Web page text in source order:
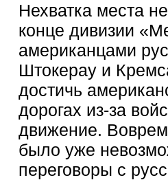
Нехватка места
конце дивизии
американцами
Штокерау и
достичь
дорогах из-за
движение.
было уже
переговоры с